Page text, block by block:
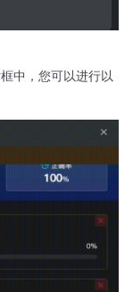
中，您可以进行以